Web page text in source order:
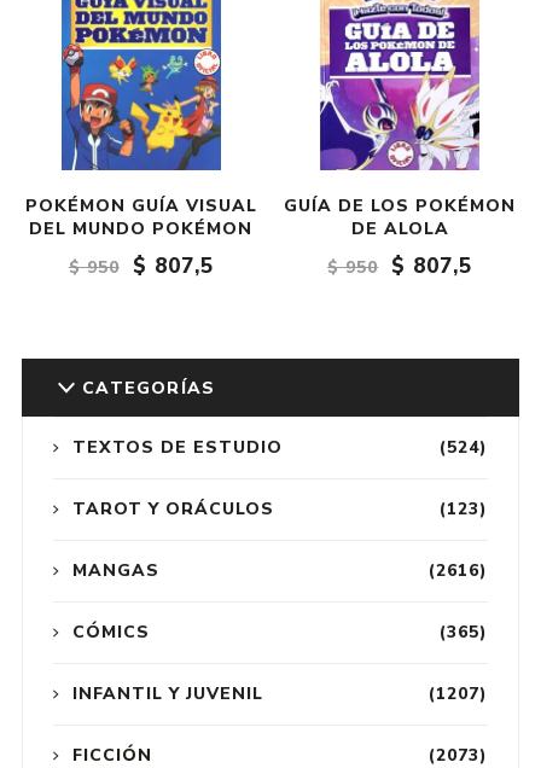
POKÉMON GUÍA VISUAL
DEL MUNDO POKÉMON
$ 950
$ 807,5
GUÍA DE LOS POKÉMON
DE ALOLA
$ 950
$ 807,5
CATEGORÍAS
(524)
TEXTOS DE ESTUDIO
(123)
TAROT Y ORÁCULOS
(2616)
MANGAS
(365)
CÓMICS
(1207)
INFANTIL Y JUVENIL
(2073)
FICCIÓN